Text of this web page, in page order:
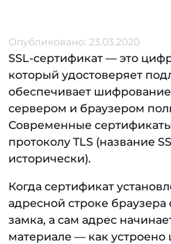
Опубликовано: 23.03.2020
SSL-сертификат — это
который удостоверяет
обеспечивает
сервером и браузером
Современные
протоколу TLS (название
исторически).
Когда сертификат
адресной строке браузера
замка, а сам адрес
материале — как